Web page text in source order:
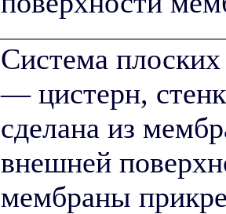
Система
— цистерн,
сделана из
внешней
мембраны